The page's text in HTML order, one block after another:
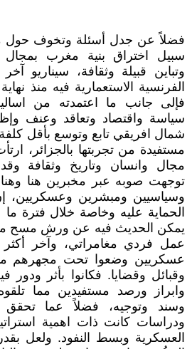
فضلاً عن جدل أسئلة وتخوف حول
سبيل اختراق بنية مغرب بمجال
وتباين قبيلة وثقافة، سيناريو
الفرنسية الاستعمارية فيه منذ
فإلى جانب ما اعتمدته من
سياسة واقتصاد وتعاقد وعنف
شمال افريقي تابع وتوسع بأقل
مستفيدة من تجربتها بالجزائر،
مجال وانسان وتاريخ وثقافة
توجهت صوبه عبر مخبرين هنا
وسياسيين ومبشرين وعسكريين،
الحماية عليه وخاصة خلال فترة
يمكن الحديث فيه عن ورش مسح
عمل فردي مغامراتي، وآخر أكثر
عسكريين وضعوا تحت مجهرهم
وقبائل وقضايا. فكانوا بأثر
وابراز ورصد مستفيدين مما
وسند وتوجيه، فضلاً عما تحقق
ودراسات كانت ذات اهمية
العسكرية وبسط النفود. ولعل